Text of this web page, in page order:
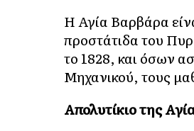
Η Αγία Βαρβάρα
προστάτιδα του
το 1828, και όσων
Μηχανικού, τους
Απολυτίκιο της